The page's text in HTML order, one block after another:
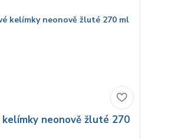
kelímky neonově žluté 270